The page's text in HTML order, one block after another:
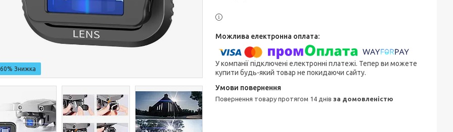
У компанії підключені електронні платежі. Тепер ви можете
купити будь-який товар не покидаючи сайту.
повернення товару протягом 14 днів за домовленістю